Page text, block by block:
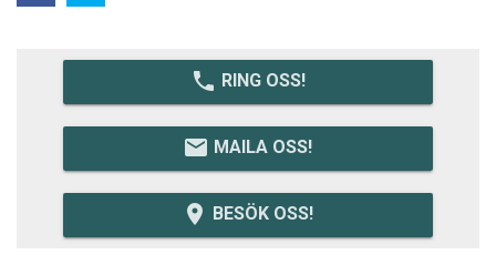
local_phone RING OSS!
email MAILA OSS!
room BESÖK OSS!